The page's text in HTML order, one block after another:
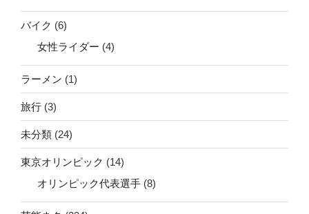
バイク (6)
女性ライダー (4)
ラーメン (1)
旅行 (3)
未分類 (24)
東京オリンピック (14)
オリンピック代表選手 (8)